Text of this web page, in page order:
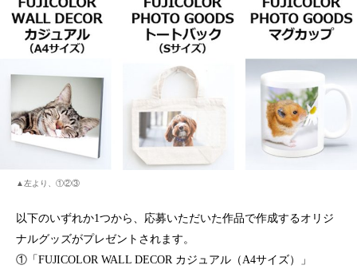
▲左より、①②③
以下のいずれか1つから、応募いただいた作品で作成するオリジ
ナルグッズがプレゼントされます。
①「FUJICOLOR WALL DECOR カジュアル（A4サイズ）」